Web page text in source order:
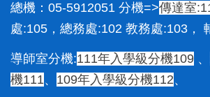
親
職
區
校
務
總機：05-5912051 分機=>傳達室
處:105，總務處:102 教務處:103，
導師室分機:111年入學級分機109 、
機111、 109年入學級分機112、